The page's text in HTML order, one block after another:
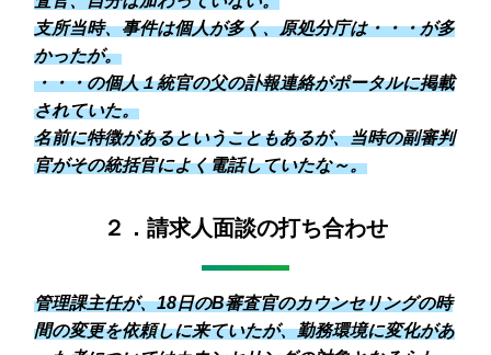
支所当時、事件は個人が多く、原処分庁は・・・が多
かったが。
・・・の個人１統官の父の訃報連絡がポータルに掲載
されていた。
名前に特徴があるということもあるが、当時の副審判
官がその統括官によく電話していたな～。
２．請求人面談の打ち合わせ
管理課主任が、18日のB審査官のカウンセリングの時
間の変更を依頼しに来ていたが、勤務環境に変化があ